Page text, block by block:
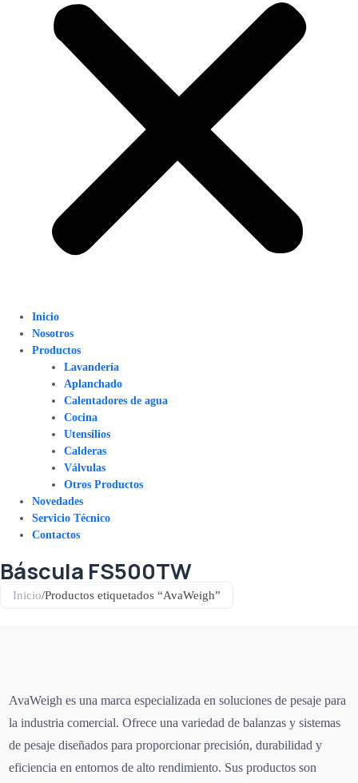
Inicio
Nosotros
Productos
Lavandería
Aplanchado
Calentadores de agua
Cocina
Utensilios
Calderas
Válvulas
Otros Productos
Novedades
Servicio Técnico
Contactos
Báscula FS500TW
Inicio/Productos etiquetados “AvaWeigh”
AvaWeigh es una marca especializada en soluciones de pesaje para
la industria comercial. Ofrece una variedad de balanzas y sistemas
de pesaje diseñados para proporcionar precisión, durabilidad y
eficiencia en entornos de alto rendimiento. Sus productos son